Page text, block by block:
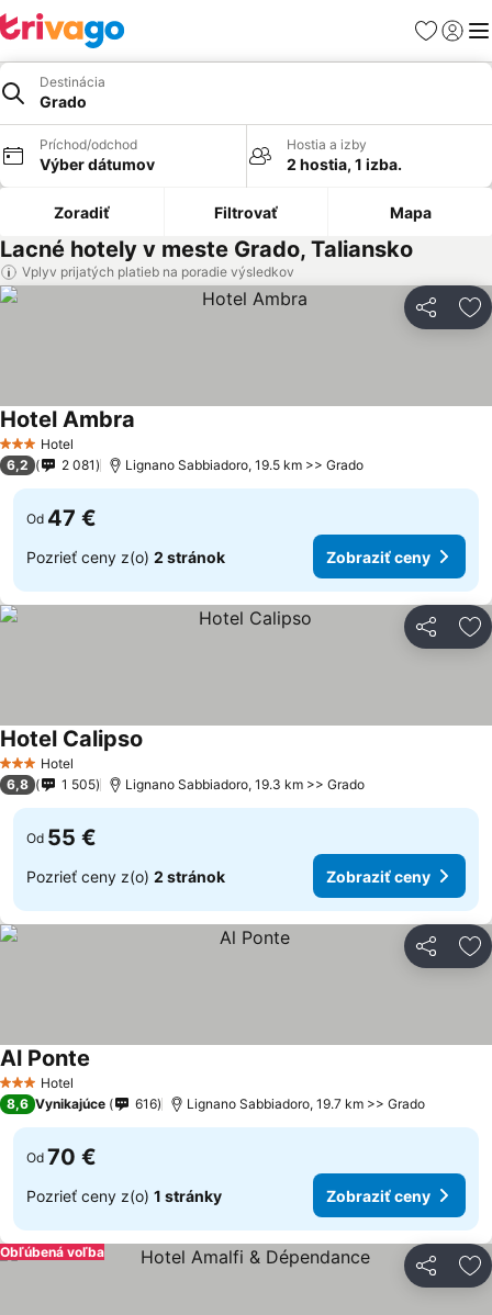
Obľúbené
Destinácia
Grado
Príchod/odchod
Výber dátumov
Hostia a izby
2 hostia, 1 izba.
Zoradiť Filtrovať Mapa
Lacné hotely v meste Grado, Taliansko
Vplyv prijatých platieb na poradie výsledkov
Zdieľať
3 Počet hviezdičiek
Hotel
Hotel Ambra
6,2 2 081 Lignano Sabbiadoro, 19.5 km >> Grado
Od 47 €
Pozrieť ceny z(o) 2 stránok Zobraziť ceny
Zdieľať
3 Počet hviezdičiek
Hotel
Hotel Calipso
6,8 1 505 Lignano Sabbiadoro, 19.3 km >> Grado
Od 55 €
Pozrieť ceny z(o) 2 stránok Zobraziť ceny
Zdieľať
3 Počet hviezdičiek
Hotel
Al Ponte
8,6 Vynikajúce 616 Lignano Sabbiadoro, 19.7 km >> Grado
Od 70 €
Pozrieť ceny z(o) 1 stránky Zobraziť ceny
Zdieľať
Obľúbená voľba